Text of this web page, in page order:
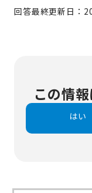
回答最終更新日：
この情
はい